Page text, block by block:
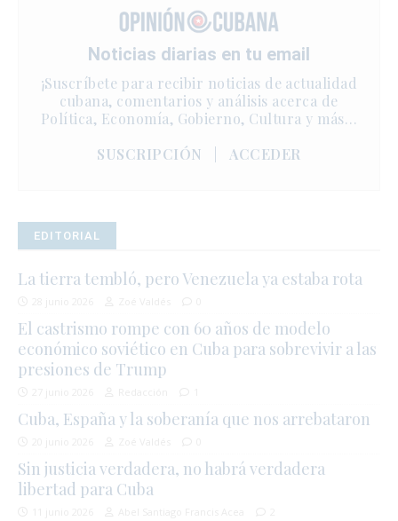
Noticias diarias en tu email
¡Suscríbete para recibir noticias de actualidad
cubana, comentarios y análisis acerca de
Política, Economía, Gobierno, Cultura y más…
SUSCRIPCIÓN
ACCEDER
EDITORIAL
La tierra tembló, pero Venezuela ya estaba rota
El castrismo rompe con 60 años de modelo
económico soviético en Cuba para sobrevivir a las
presiones de Trump
Cuba, España y la soberanía que nos arrebataron
Sin justicia verdadera, no habrá verdadera
libertad para Cuba